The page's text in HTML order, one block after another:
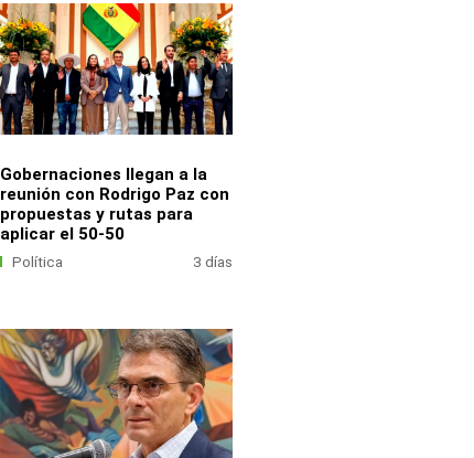
Gobernaciones llegan a la
reunión con Rodrigo Paz con
propuestas y rutas para
aplicar el 50-50
Política 3 días